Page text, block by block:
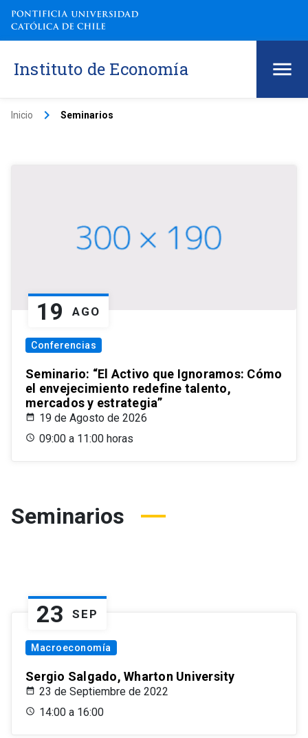
Instituto de Economía
Inicio keyboard_arrow_right Seminarios
19 AGO
Conferencias
Seminario: “El Activo que Ignoramos: Cómo
el envejecimiento redefine talento,
mercados y estrategia”
19 de Agosto de 2026
09:00 a 11:00 horas
Seminarios
23 SEP
Macroeconomía
Sergio Salgado, Wharton University
23 de Septiembre de 2022
14:00 a 16:00